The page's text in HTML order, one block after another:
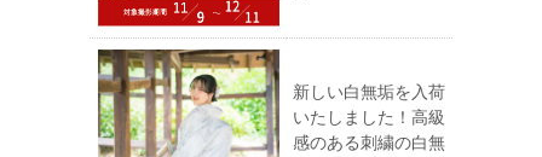
新しい白無垢を入荷
いたしました！高級
感のある刺繍の白無